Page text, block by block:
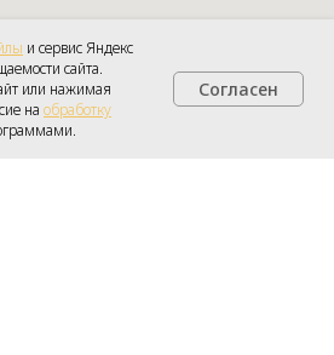
и сервис Яндекс
сайта.
или нажимая
на обработку
Согласен
Получить консультацию